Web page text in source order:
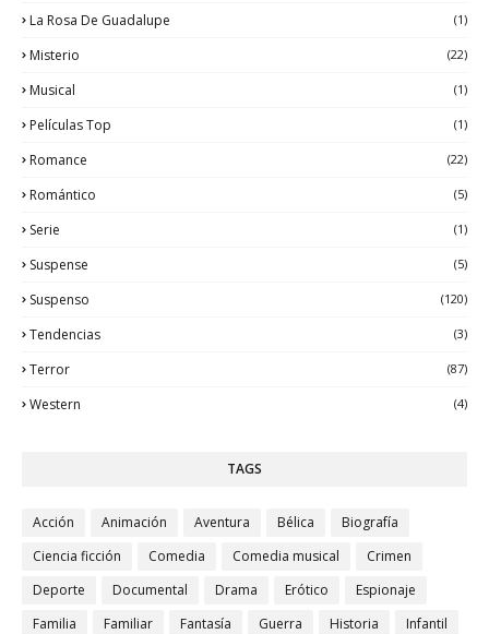
La Rosa De Guadalupe (1)
Misterio (22)
Musical (1)
Películas Top (1)
Romance (22)
Romántico (5)
Serie (1)
Suspense (5)
Suspenso (120)
Tendencias (3)
Terror (87)
Western (4)
TAGS
Acción Animación Aventura Bélica
Biografía
Ciencia ficción
Comedia Comedia musical
Crimen
Deporte
Documental Drama Erótico
Espionaje
Familia
Familiar Fantasía Guerra Historia
Infantil